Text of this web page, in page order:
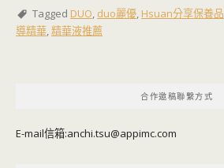
Tagged DUO duo麗優 Hsuan分享保養品
導精華 精華液推薦
合作邀稿聯繫方式
E-mail信箱:anchi.tsu@appimc.com